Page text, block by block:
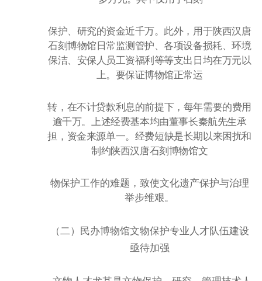
保护、研究的资金近千万。此外，用于陕西汉唐
石刻博物馆日常监测管护、各项设备损耗、环境
保洁、安保人员工资福利等等支出日均在万元以
上。要保证博物馆正常运
转，在不计贷款利息的前提下，每年需要的费用
逾千万。上述经费基本均由董事长秦航先生承
担，资金来源单一。经费短缺是长期以来困扰和
制约陕西汉唐石刻博物馆文
物保护工作的难题，致使文化遗产保护与治理
举步维艰。
（二）民办博物馆文物保护专业人才队伍建设
亟待加强